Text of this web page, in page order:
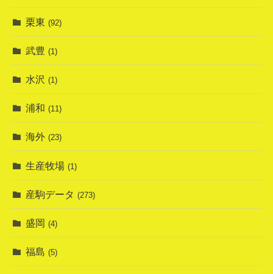
栗東 (92)
武豊 (1)
水沢 (1)
浦和 (11)
海外 (23)
生産牧場 (1)
産駒データ (273)
盛岡 (4)
福島 (5)